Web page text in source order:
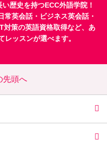
歴史を持つECC外語学院！
常英会話・ ビジネス英会話・
対策の英語資格取得など、あ
ッスンが選べます。
先頭へ